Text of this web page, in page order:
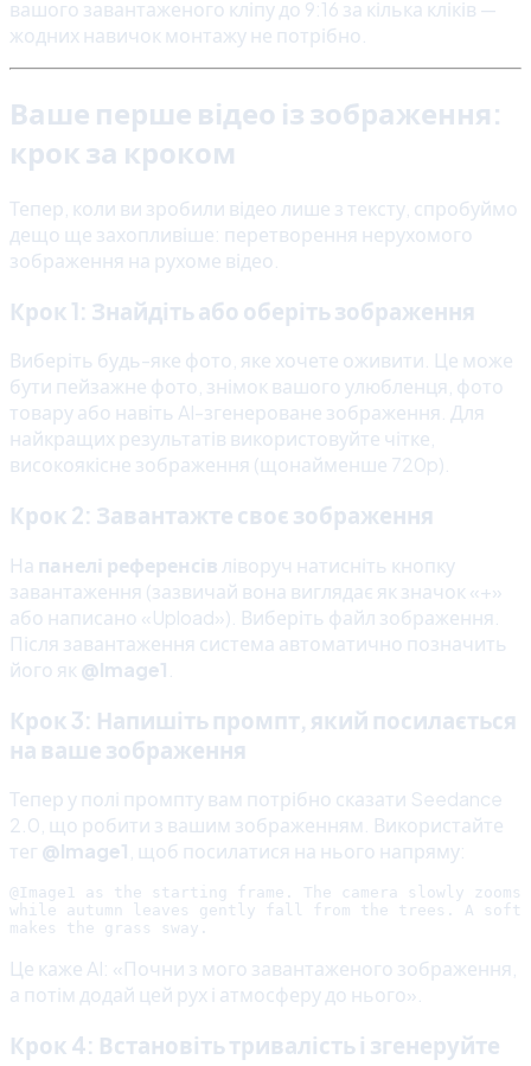
вашого завантаженого кліпу до 9:16 за кілька кліків —
жодних навичок монтажу не потрібно.
Ваше перше відео із зображення:
крок за кроком
Тепер, коли ви зробили відео лише з тексту, спробуймо
дещо ще захопливіше: перетворення нерухомого
зображення на рухоме відео.
Крок 1: Знайдіть або оберіть зображення
Виберіть будь-яке фото, яке хочете оживити. Це може
бути пейзажне фото, знімок вашого улюбленця, фото
товару або навіть AI-згенероване зображення. Для
найкращих результатів використовуйте чітке,
високоякісне зображення (щонайменше 720p).
Крок 2: Завантажте своє зображення
На панелі референсів ліворуч натисніть кнопку
завантаження (зазвичай вона виглядає як значок «+»
або написано «Upload»). Виберіть файл зображення.
Після завантаження система автоматично позначить
його як @Image1
Крок 3: Напишіть промпт, який посилається
на ваше зображення
Тепер у полі промпту вам потрібно сказати Seedance
2.0, що робити з вашим зображенням. Використайте
тег @Image1, щоб посилатися на нього напряму:
@Image1 as the starting frame. The camera slowly
while autumn leaves gently fall from the trees. A soft
Це каже AI: «Почни з мого завантаженого зображення,
а потім додай цей рух і атмосферу до нього».
Крок 4: Встановіть тривалість і згенеруйте